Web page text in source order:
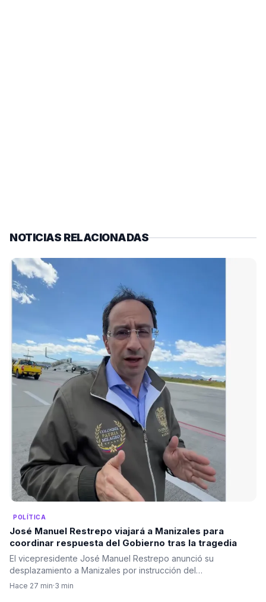
NOTICIAS RELACIONADAS
POLÍTICA
José Manuel Restrepo viajará a Manizales para
coordinar respuesta del Gobierno tras la tragedia
El vicepresidente José Manuel Restrepo anunció su
desplazamiento a Manizales por instrucción del…
Hace 27 min·3 min